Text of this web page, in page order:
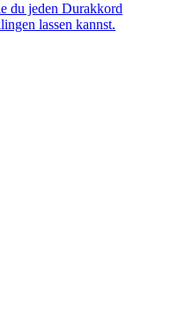
du jeden Durakkord
lassen kannst.